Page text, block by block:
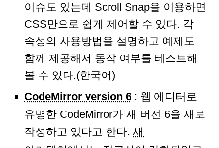
이슈도 있는데 Scroll Snap을 이용하면
CSS만으로 쉽게 제어할 수 있다. 각
속성의 사용방법을 설명하고 예제도
함께 제공해서 동작 여부를 테스트해
볼 수 있다.(한국어)
CodeMirror version 6 : 웹 에디터로
유명한 CodeMirror가 새 버전 6을 새로
작성하고 있다고 한다. 새